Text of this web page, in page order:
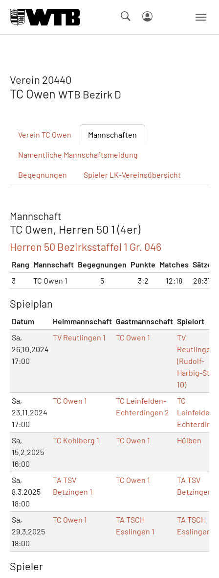
Verein 20440
TC Owen WTB Bezirk D
Verein TC Owen Mannschaften
Namentliche Mannschaftsmeldung
Begegnungen Spieler LK-Vereinsübersicht
Mannschaft
TC Owen, Herren 50 1 (4er)
Herren 50 Bezirksstaffel 1 Gr. 046
Rang Mannschaft Begegnungen Punkte Matches Sätze
3
TC Owen 1 5 3:2 12:18 28:37
Spielplan
Datum Heimmannschaft Gastmannschaft Spielort
Sa,
26.10.2024
17:00
TV Reutlingen 1 TC Owen 1
TV
Reutlingen
(Rudolf-
Harbig-Str.
10)
Sa,
23.11.2024
17:00
TC Owen 1
TC Leinfelden-
Echterdingen 2
TC
Leinfelden-
Sa,
15.2.2025
16:00
TC Kohlberg 1 TC Owen 1 Hülben
Sa,
8.3.2025
18:00
TA TSV
Betzingen 1
TC Owen 1
TA TSV
Betzingen
Sa,
29.3.2025
18:00
TC Owen 1
TA TSCH
Esslingen 1
TA TSCH
Esslingen
Spieler